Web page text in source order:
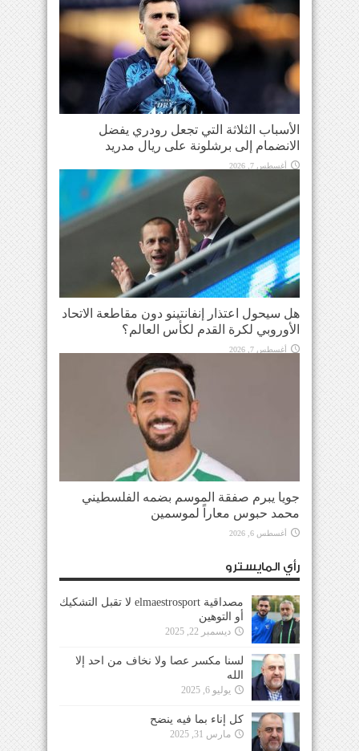
الأسباب الثلاثة التي تجعل رودري يفضل
الانضمام إلى برشلونة على ريال مدريد
أغسطس 7, 2026
هل سيحول اعتذار إنفانتينو دون مقاطعة الاتحاد
الأوروبي لكرة القدم لكأس العالم؟
أغسطس 7, 2026
جويا يبرم صفقة الموسم بضمه الفلسطيني
محمد حبوس معاراً لموسمين
أغسطس 6, 2026
رأي المايسترو
مصداقية elmaestrosport لا تقبل التشكيك
أو التوهين
ديسمبر 22, 2025
لسنا مكسر عصا ولا نخاف من احد إلا
الله
يوليو 6, 2025
كل إناء بما فيه ينضح
مارس 31, 2025